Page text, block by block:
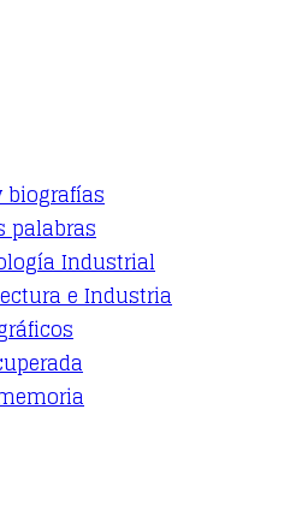
biografías
palabras
Industrial
e Industria